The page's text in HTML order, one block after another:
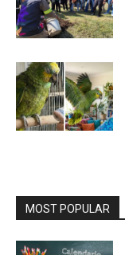
MOST POPULAR